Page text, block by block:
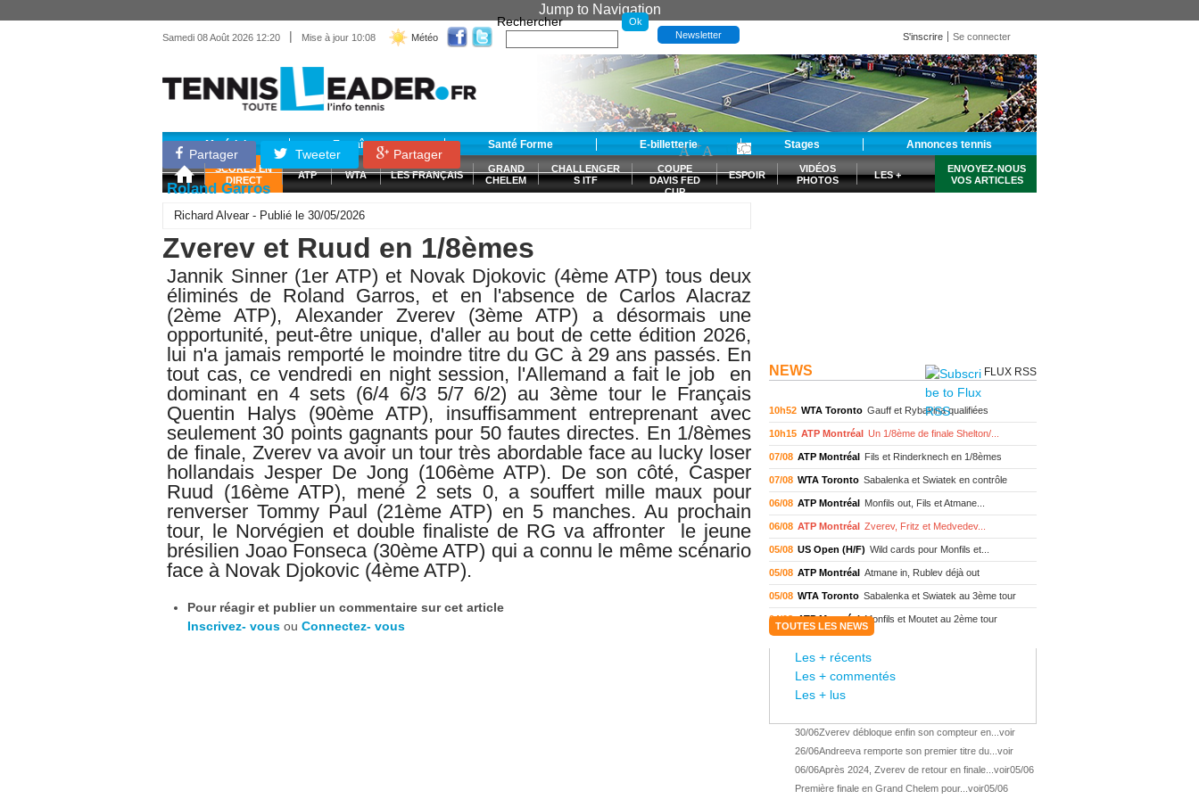
Jump to Navigation
Samedi 08 Août 2026 12:20 | Mise à jour 10:08 Météo
Rechercher
Newsletter S'inscrire Se connecter
Matériel Entraînement Santé Forme E-billetterie Stages Annonces tennis
SCORES EN
DIRECT
ATP WTA LES FRANÇAIS
GRAND
CHELEM
CHALLENGER
S ITF
COUPE
DAVIS FED
CUP
ESPOIR
VIDÉOS
PHOTOS
LES +
ENVOYEZ-NOUS
VOS ARTICLES
Partager Tweeter Partager
-A +A
Roland Garros
Richard Alvear - Publié le 30/05/2026
Zverev et Ruud en 1/8èmes
Jannik Sinner (1er ATP) et Novak Djokovic (4ème ATP) tous deux
éliminés de Roland Garros, et en l'absence de Carlos Alacraz
(2ème ATP), Alexander Zverev (3ème ATP) a désormais une
opportunité, peut-être unique, d'aller au bout de cette édition 2026,
lui n'a jamais remporté le moindre titre du GC à 29 ans passés. En
tout cas, ce vendredi en night session, l'Allemand a fait le job en
dominant en 4 sets (6/4 6/3 5/7 6/2) au 3ème tour le Français
Quentin Halys (90ème ATP), insuffisamment entreprenant avec
seulement 30 points gagnants pour 50 fautes directes. En 1/8èmes
de finale, Zverev va avoir un tour très abordable face au lucky loser
hollandais Jesper De Jong (106ème ATP). De son côté, Casper
Ruud (16ème ATP), mené 2 sets 0, a souffert mille maux pour
renverser Tommy Paul (21ème ATP) en 5 manches. Au prochain
tour, le Norvégien et double finaliste de RG va affronter le jeune
brésilien Joao Fonseca (30ème ATP) qui a connu le même scénario
face à Novak Djokovic (4ème ATP).
Pour réagir et publier un commentaire sur cet article
Inscrivez- vous ou Connectez- vous
NEWS FLUX RSS
10h52 WTA Toronto Gauff et Rybakina qualifiées
10h15 ATP Montréal Un 1/8ème de finale Shelton/...
07/08 ATP Montréal Fils et Rinderknech en 1/8èmes
07/08 WTA Toronto Sabalenka et Swiatek en contrôle
06/08 ATP Montréal Monfils out, Fils et Atmane...
06/08 ATP Montréal Zverev, Fritz et Medvedev...
05/08 US Open (H/F) Wild cards pour Monfils et...
05/08 ATP Montréal Atmane in, Rublev déjà out
05/08 WTA Toronto Sabalenka et Swiatek au 3ème tour
04/08 ATP Montréal Monfils et Moutet au 2ème tour
WTA Wash. Eala renverse Pegula en finale
ATP Wash.
ATP Wash. Une finale Fritz/ Jodar
ATP Los Cabos Géa remporte le titre !
TOUTES LES NEWS
Les + récents
Les + commentés
Les + lus
30/06Zverev débloque enfin son compteur en... voir
26/06Andreeva remporte son premier titre du... voir
06/06Après 2024, Zverev de retour en finale... voir05/06
Première finale en Grand Chelem pour... voir05/06